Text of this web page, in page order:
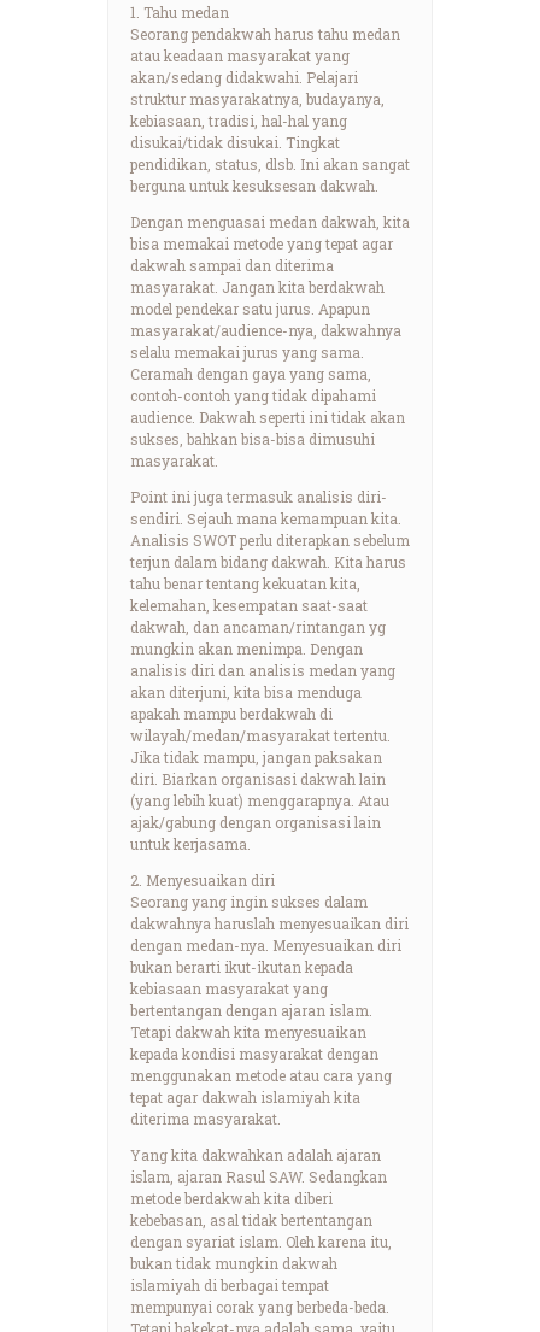
1. Tahu medan
Seorang pendakwah harus tahu medan
atau keadaan masyarakat yang
akan/sedang didakwahi. Pelajari
struktur masyarakatnya, budayanya,
kebiasaan, tradisi, hal-hal yang
disukai/tidak disukai. Tingkat
pendidikan, status, dlsb. Ini akan sangat
berguna untuk kesuksesan dakwah.
Dengan menguasai medan dakwah, kita
bisa memakai metode yang tepat agar
dakwah sampai dan diterima
masyarakat. Jangan kita berdakwah
model pendekar satu jurus. Apapun
masyarakat/audience-nya, dakwahnya
selalu memakai jurus yang sama.
Ceramah dengan gaya yang sama,
contoh-contoh yang tidak dipahami
audience. Dakwah seperti ini tidak akan
sukses, bahkan bisa-bisa dimusuhi
masyarakat.
Point ini juga termasuk analisis diri-
sendiri. Sejauh mana kemampuan kita.
Analisis SWOT perlu diterapkan sebelum
terjun dalam bidang dakwah. Kita harus
tahu benar tentang kekuatan kita,
kelemahan, kesempatan saat-saat
dakwah, dan ancaman/rintangan yg
mungkin akan menimpa. Dengan
analisis diri dan analisis medan yang
akan diterjuni, kita bisa menduga
apakah mampu berdakwah di
wilayah/medan/masyarakat tertentu.
Jika tidak mampu, jangan paksakan
diri. Biarkan organisasi dakwah lain
(yang lebih kuat) menggarapnya. Atau
ajak/gabung dengan organisasi lain
untuk kerjasama.
2. Menyesuaikan diri
Seorang yang ingin sukses dalam
dakwahnya haruslah menyesuaikan diri
dengan medan-nya. Menyesuaikan diri
bukan berarti ikut-ikutan kepada
kebiasaan masyarakat yang
bertentangan dengan ajaran islam.
Tetapi dakwah kita menyesuaikan
kepada kondisi masyarakat dengan
menggunakan metode atau cara yang
tepat agar dakwah islamiyah kita
diterima masyarakat.
Yang kita dakwahkan adalah ajaran
islam, ajaran Rasul SAW. Sedangkan
metode berdakwah kita diberi
kebebasan, asal tidak bertentangan
dengan syariat islam. Oleh karena itu,
bukan tidak mungkin dakwah
islamiyah di berbagai tempat
mempunyai corak yang berbeda-beda.
Tetapi hakekat-nya adalah sama, yaitu